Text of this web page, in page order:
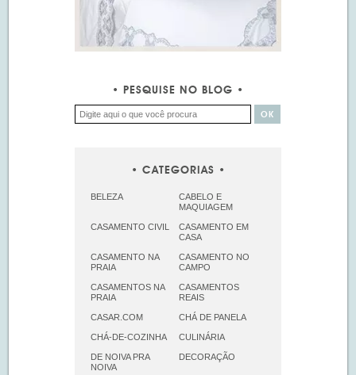
PESQUISE NO BLOG
CATEGORIAS
BELEZA
CABELO E
MAQUIAGEM
CASAMENTO CIVIL
CASAMENTO EM
CASA
CASAMENTO NA
PRAIA
CASAMENTO NO
CAMPO
CASAMENTOS NA
PRAIA
CASAMENTOS
REAIS
CASAR.COM CHÁ DE PANELA
CHÁ-DE-COZINHA CULINÁRIA
DE NOIVA PRA
NOIVA
DECORAÇÃO